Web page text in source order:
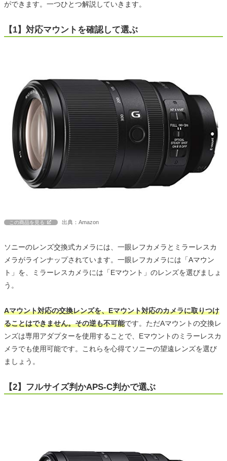
ができます。一つひとつ解説していきます。
【1】対応マウントを確認して選ぶ
この商品を見る 出典：Amazon
ソニーのレンズ交換式カメラには、一眼レフカメラとミラーレスカ
メラがラインナップされています。一眼レフカメラには「Aマウン
ト」を、ミラーレスカメラには「Eマウント」のレンズを選びましょ
う。
Aマウント対応の交換レンズを、Eマウント対応のカメラに取りつけ
ることはできません。その逆も不可能です。ただAマウントの交換レ
ンズは専用アダプターを使用することで、Eマウントのミラーレスカ
メラでも使用可能です。これらを心得てソニーの望遠レンズを選び
ましょう。
【2】フルサイズ判かAPS-C判かで選ぶ